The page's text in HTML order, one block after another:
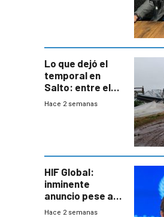
Lo que dejó el
temporal en
Salto: entre el
impacto
Hace 2 semanas
HIF Global:
inminente
anuncio pese a
declaración de
Hace 2 semanas